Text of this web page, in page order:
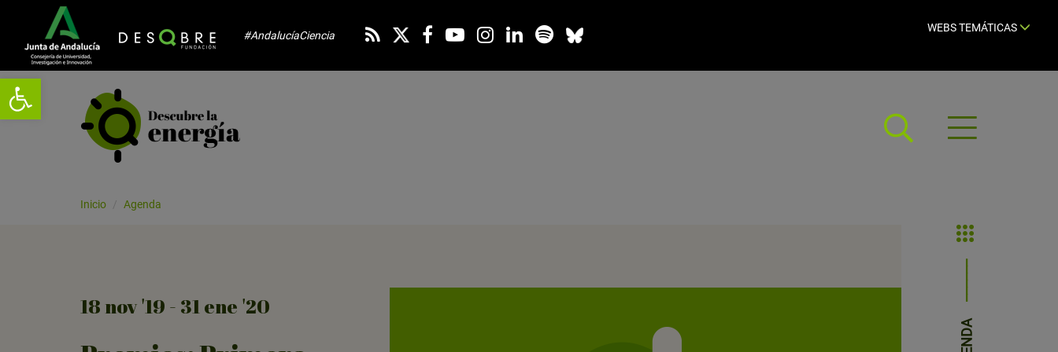
Abrir barra de herramientas
#AndalucíaCiencia
WEBS TEMÁTICAS
Abrir
menú
Inicio Agenda
18 nov'19 - 31ene '20